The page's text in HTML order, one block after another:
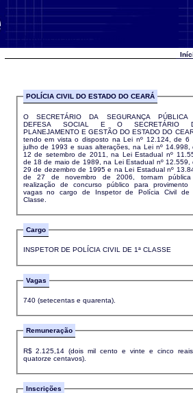
POLÍCIA CIVIL DO ESTADO DO CEARÁ
O SECRETÁRIO DA SEGURANÇA
DEFESA SOCIAL E O SECRETÁRIO
PLANEJAMENTO E GESTÃO DO ESTADO DO
tendo em vista o disposto na Lei nº 12.124, de 6
julho de 1993 e suas alterações, na Lei nº 14.998,
12 de setembro de 2011, na Lei Estadual nº
de 18 de maio de 1989, na Lei Estadual nº 12.559,
29 de dezembro de 1995 e na Lei Estadual nº
de 27 de novembro de 2006, tornam
realização de concurso público para provimento
vagas no cargo de Inspetor de Polícia Civil de
Classe.
Cargo
INSPETOR DE POLÍCIA CIVIL DE 1ª CLASSE
Vagas
740 (setecentas e quarenta).
Remuneração
R$ 2.125,14 (dois mil cento e vinte e cinco
quatorze centavos).
Inscrições